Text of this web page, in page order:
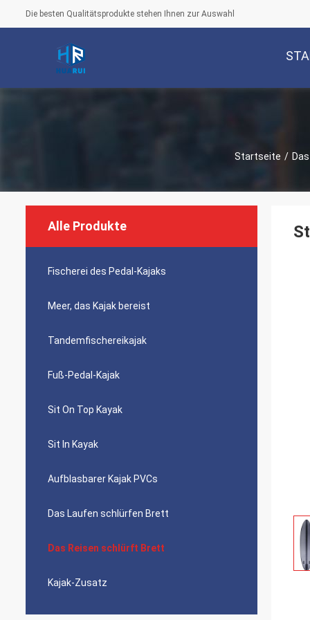
Die besten Qualitätsprodukte stehen Ihnen zur Auswahl
Startseite /
Alle Produkte
Fischerei des Pedal-Kajaks
Meer, das Kajak bereist
Tandemfischereikajak
Fuß-Pedal-Kajak
Sit On Top Kayak
Sit In Kayak
Aufblasbarer Kajak PVCs
Das Laufen schlürfen Brett
Das Reisen schlürft Brett
Kajak-Zusatz